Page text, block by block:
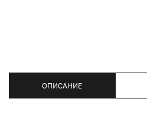
ОПИСАНИЕ